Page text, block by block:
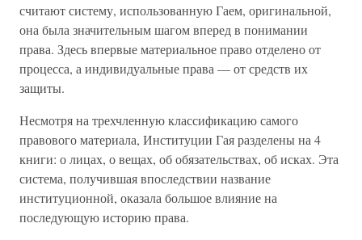
считают систему, использованную Гаем, оригинальной,
она была значительным шагом вперед в понимании
права. Здесь впервые материальное право отделено от
процесса, а индивидуальные права — от средств их
защиты.
Несмотря на трехчленную классификацию самого
правового материала, Институции Гая разделены на 4
книги: о лицах, о вещах, об обязательствах, об исках. Эта
система, получившая впоследствии название
институционной, оказала большое влияние на
последующую историю права.